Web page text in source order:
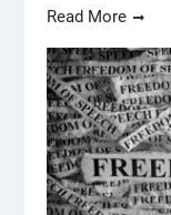
Read More